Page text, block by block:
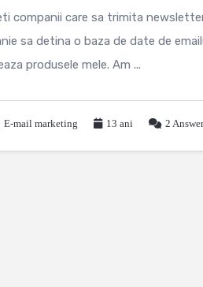
companii care sa trimita
sa detina o baza de date de
produsele mele. Am ...
E-mail marketing 13 ani 2